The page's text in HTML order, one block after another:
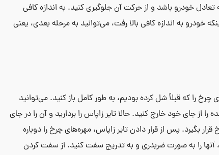
تعادل خودرو باشد و از حرکت آن جلوگیری کنید. به اندازه کافی
خودرو به اندازه کافی بالا رفت، می‌توانید به مرحله بعدی، یعنی
چرخ را که قبلاً شل کرده بودیم، به طور کامل باز کنید. می‌توانید
از جای خود خارج کنید. حالا تایر زاپاس را بردارید و آن را در جای
بگیرد. پس از قرار دادن تایر زاپاس، مهره‌های چرخ را دوباره
آنها را به صورت ضربدری و به تدریج سفت کنید. از سفت کردن